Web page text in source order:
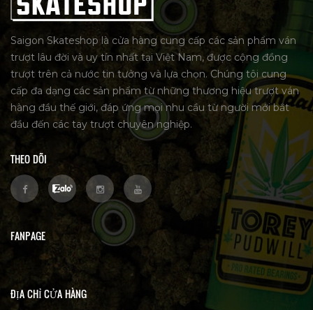
Saigon Skateshop là cửa hàng cung cấp các sản phẩm ván
trượt lâu đời và uy tín nhất tại Việt Nam, được cộng đồng
trượt trên cả nước tin tưởng và lựa chọn. Chúng tôi cung
cấp đa dạng các sản phẩm từ những thương hiệu trượt ván
hàng đầu thế giới, đáp ứng mọi nhu cầu từ người mới bắt
đầu đến các tay trượt chuyên nghiệp.
THEO DÕI
FANPAGE
ĐỊA CHỈ CỬA HÀNG